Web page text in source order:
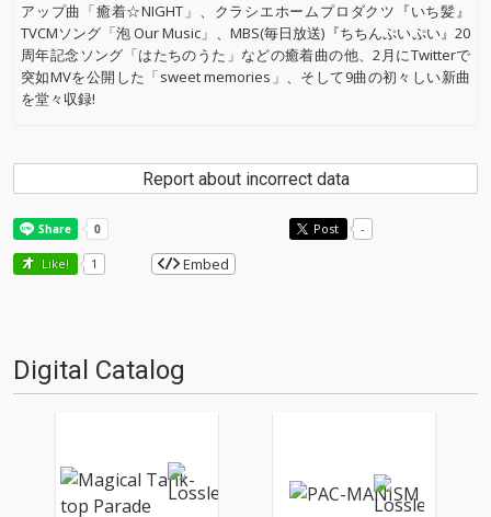
アップ曲「癒着☆NIGHT」、クラシエホームプロダクツ『いち髪』
TVCMソング「泡 Our Music」、MBS(毎日放送)『ちちんぷいぷい』20
周年記念ソング「はたちのうた」などの癒着曲の他、2月にTwitterで
突如MVを公開した「sweet memories」、そして9曲の初々しい新曲
を堂々収録!
Report about incorrect data
Post -
Like! 1 Embed
Digital Catalog